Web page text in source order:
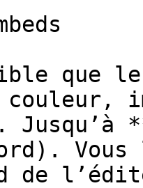
que
Jusqu’à
Vous
de